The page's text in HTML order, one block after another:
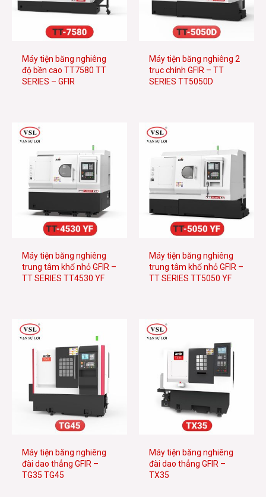
Máy tiện băng nghiêng
độ bền cao TT7580 TT
SERIES – GFIR
Máy tiện băng nghiêng 2
trục chính GFIR – TT
SERIES TT5050D
Máy tiện băng nghiêng
trung tâm khổ nhỏ GFIR –
TT SERIES TT4530 YF
Máy tiện băng nghiêng
trung tâm khổ nhỏ GFIR –
TT SERIES TT5050 YF
Máy tiện băng nghiêng
đài dao thẳng GFIR –
TG35 TG45
Máy tiện băng nghiêng
đài dao thẳng GFIR –
TX35